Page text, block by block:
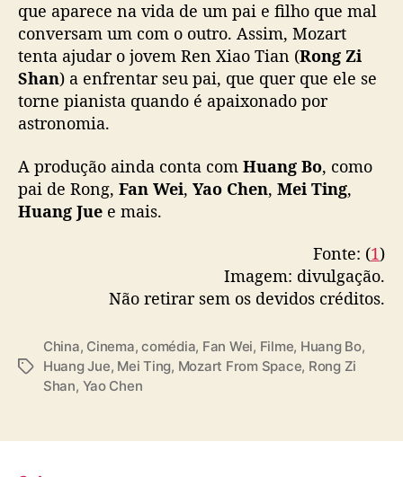
a
n
o
v
o
a
i
l
que aparece na vida de um pai e filho que mal
conversam um com o outro. Assim, Mozart
tenta ajudar o jovem Ren Xiao Tian (Rong Zi
Shan) a enfrentar seu pai, que quer que ele se
torne pianista quando é apaixonado por
astronomia.
A produção ainda conta com Huang Bo, como
pai de Rong, Fan Wei, Yao Chen, Mei Ting,
Huang Jue e mais.
Fonte: (1)
Imagem: divulgação.
Não retirar sem os devidos créditos.
T
China, Cinema,comédia, Fan Wei, Filme, Huang Bo,
Huang Jue, Mei Ting, Mozart From Space, Rong Zi
Shan, Yao Chen